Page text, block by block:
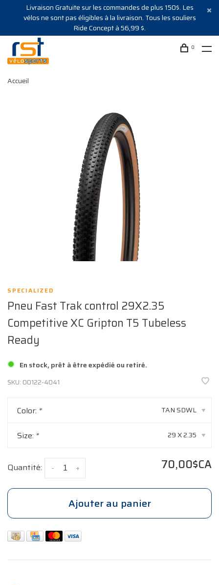
Livraison Gratuite sur les commandes de plus 150$. Les
vélos ne sont pas éligibles à la livraison. Tous les souliers
Ride Concept à 56,99 $.
0
Accueil
SPECIALIZED
Pneu Fast Trak control 29X2.35
Competitive XC Gripton T5 Tubeless
Ready
En stock, prêt à être expédié ou retiré.
SKU: 00122-4041
Color: * TAN SDWL ▾
Size: * 29 X 2.35 ▾
Quantité: +
- 70,00$CA
Ajouter au panier